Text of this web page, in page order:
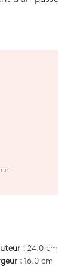
:24.0 cm
:16.0 cm